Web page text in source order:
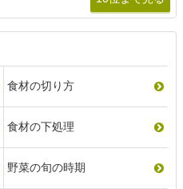
食材の切り方
食材の下処理
野菜の旬の時期